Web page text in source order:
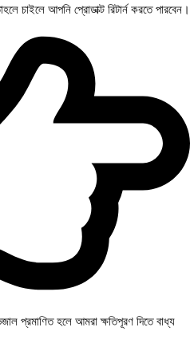
চাইলে আপনি প্রোডাক্ট রিটার্ন করতে পারবেন।
প্রমাণিত হলে আমরা ক্ষতিপূরণ দিতে বাধ্য